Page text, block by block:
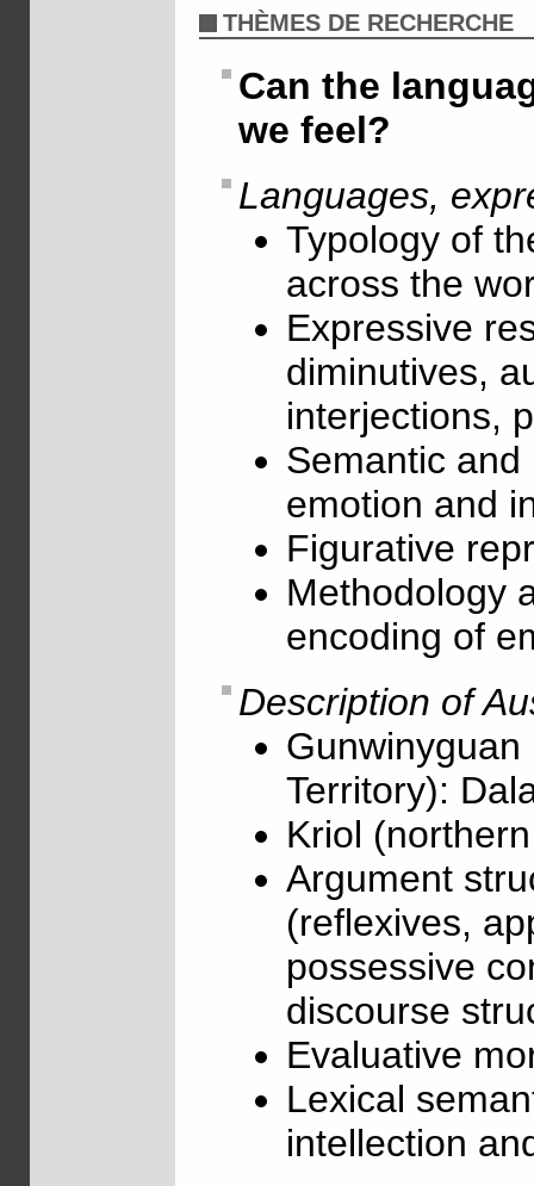
THÈMES DE RECHERCHE
Can the
we feel?
Languages,
Typology of
across the
Expressive
diminutives,
interjections,
Semantic
emotion and
Figurative
Methodology
encoding of
Description of
Territory):
Kriol
Argument
(reflexives,
possessive
discourse
Evaluative
Lexical
intellection